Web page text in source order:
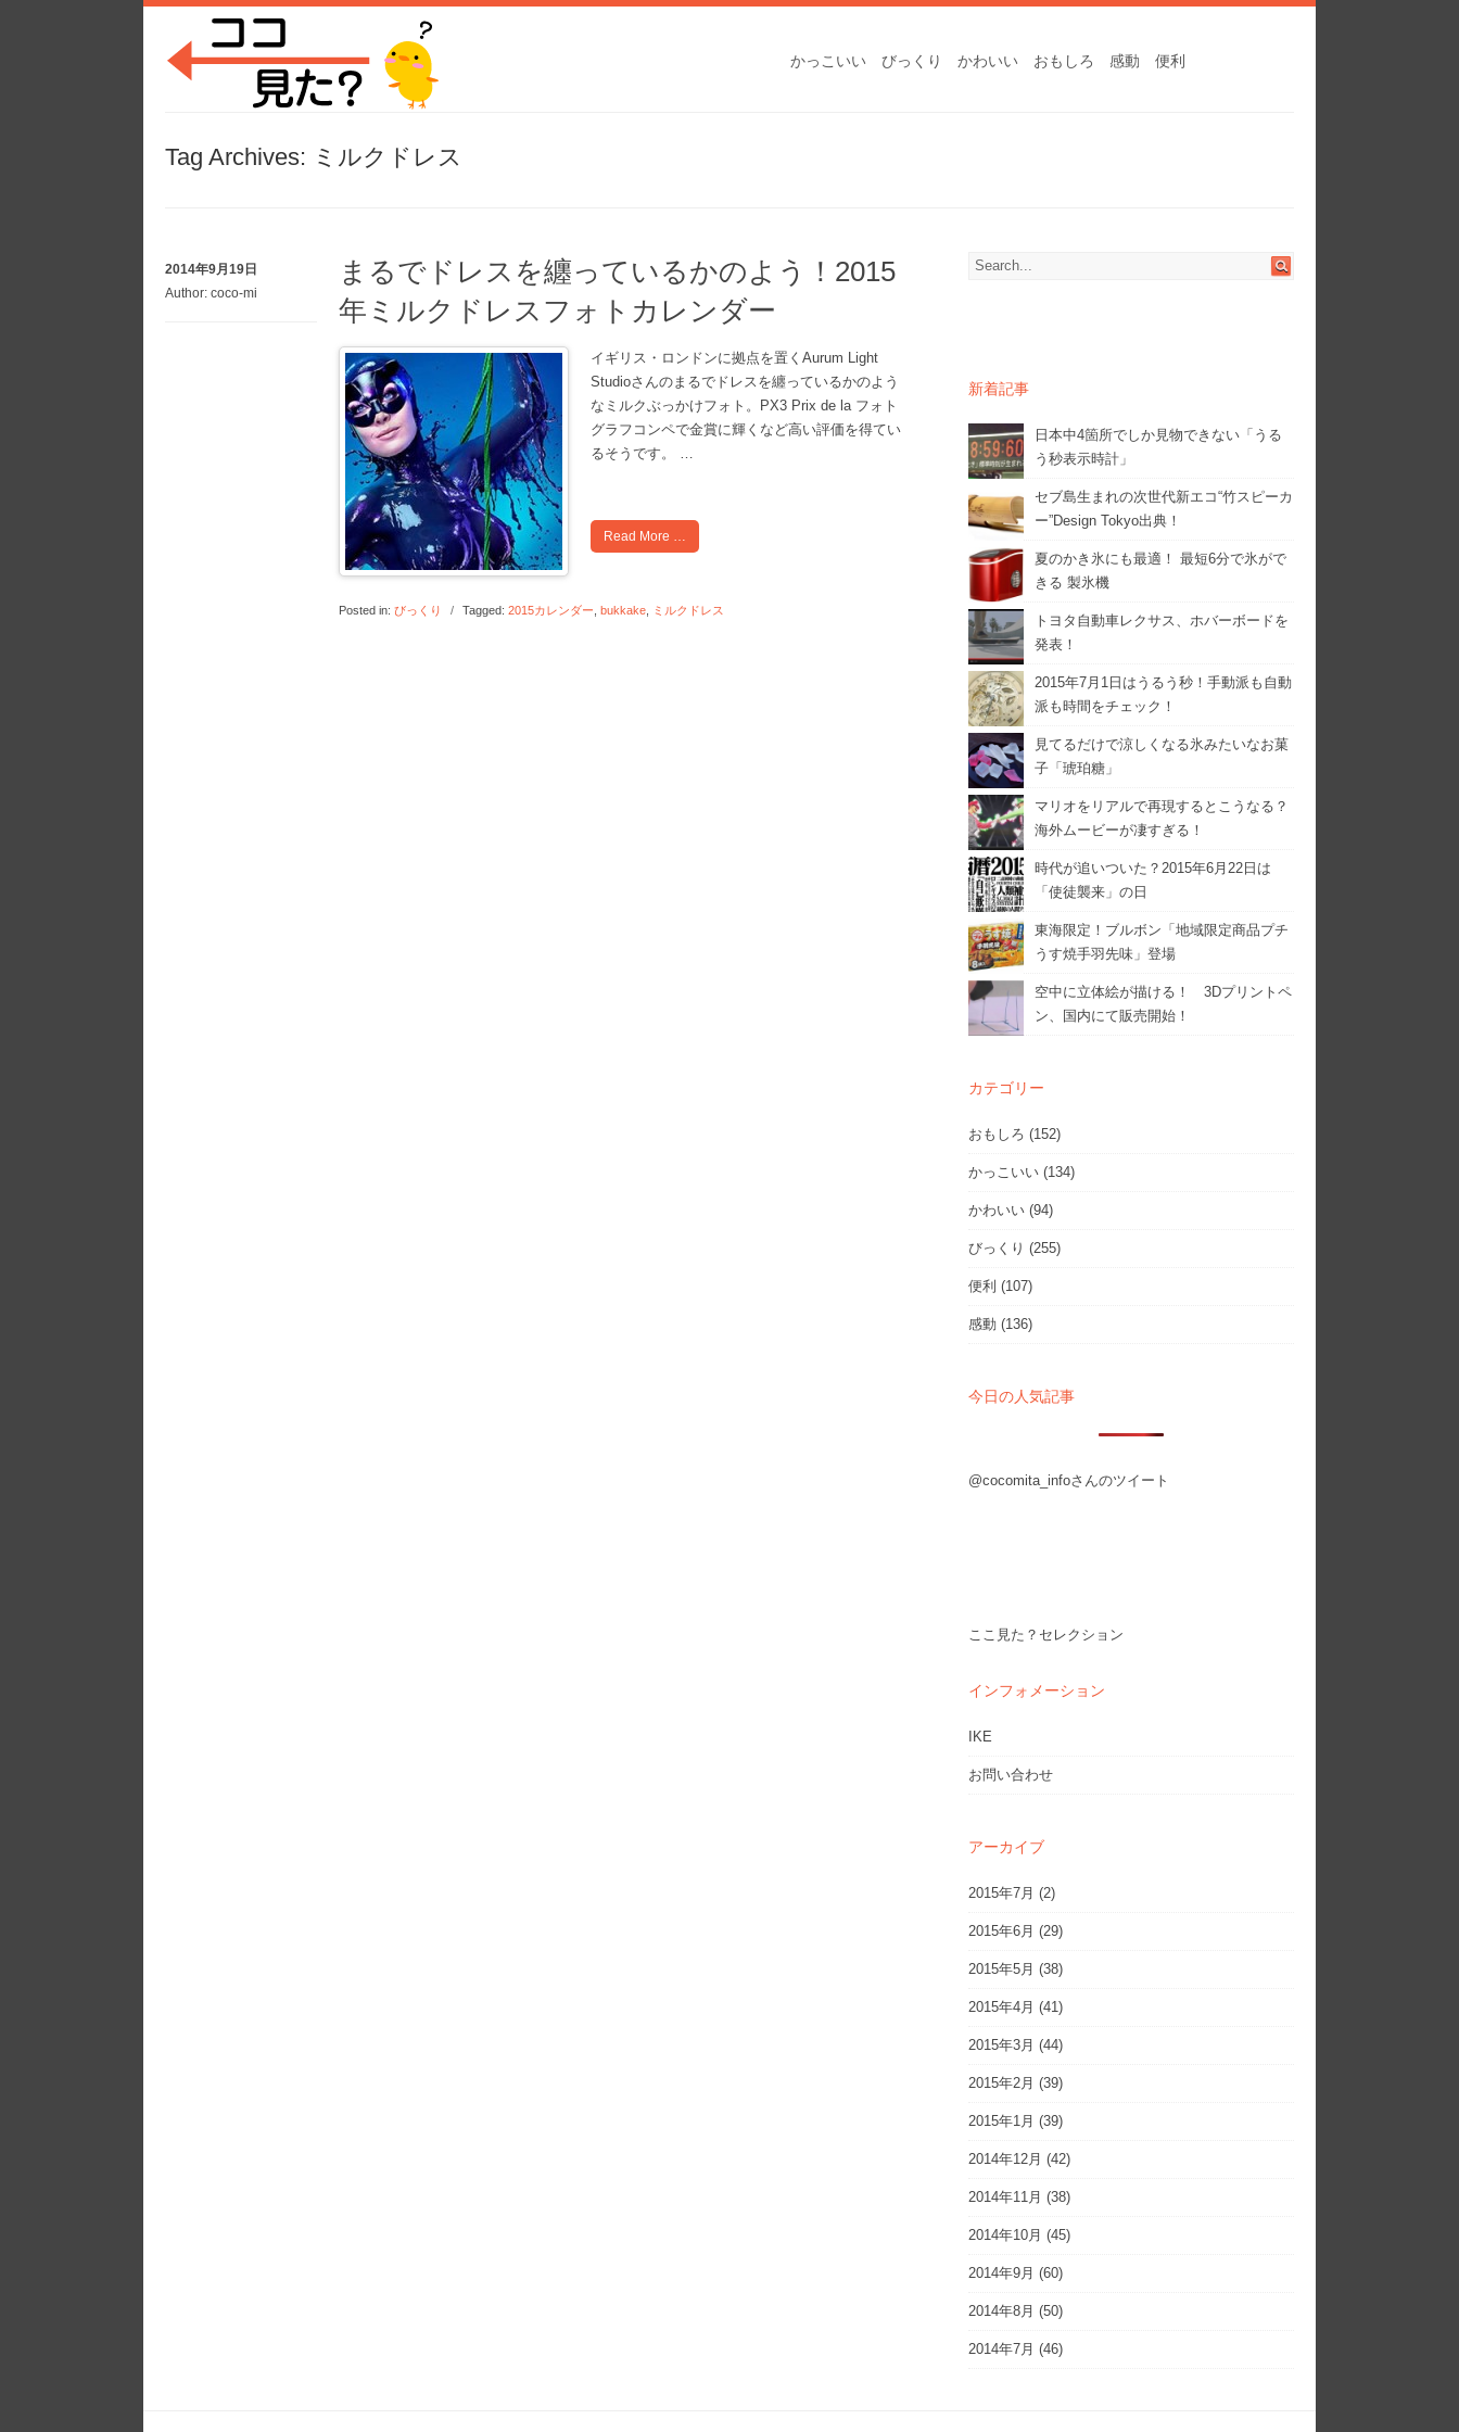
かっこいい びっくり かわいい おもしろ 感動 便利
Tag Archives: ミルクドレス
2014年9月19日
Author: coco-mi
まるでドレスを纏っているかのよう！2015
年ミルクドレスフォトカレンダー
イギリス・ロンドンに拠点を置くAurum Light
Studioさんのまるでドレスを纏っているかのよう
なミルクぶっかけフォト。PX3 Prix de la フォト
グラフコンペで金賞に輝くなど高い評価を得てい
るそうです。 …
Read More …
Posted in: びっくり / Tagged: 2015カレンダー bukkake ミルクドレス
新着記事
日本中4箇所でしか見物できない「うる
う秒表示時計」
セブ島生まれの次世代新エコ“竹スピーカ
ー”Design Tokyo出典！
夏のかき氷にも最適！ 最短6分で氷がで
きる 製氷機
トヨタ自動車レクサス、ホバーボードを
発表！
2015年7月1日はうるう秒！手動派も自動
派も時間をチェック！
見てるだけで涼しくなる氷みたいなお菓
子「琥珀糖」
マリオをリアルで再現するとこうなる？
海外ムービーが凄すぎる！
時代が追いついた？2015年6月22日は
「使徒襲来」の日
東海限定！ブルボン「地域限定商品プチ
うす焼手羽先味」登場
空中に立体絵が描ける！ 3Dプリントペ
ン、国内にて販売開始！
カテゴリー
おもしろ (152)
かっこいい (134)
かわいい (94)
びっくり (255)
便利 (107)
感動 (136)
今日の人気記事
@cocomita_infoさんのツイート
ここ見た？セレクション
インフォメーション
IKE
お問い合わせ
アーカイブ
2015年7月 (2)
2015年6月 (29)
2015年5月 (38)
2015年4月 (41)
2015年3月 (44)
2015年2月 (39)
2015年1月 (39)
2014年12月 (42)
2014年11月 (38)
2014年10月 (45)
2014年9月 (60)
2014年8月 (50)
2014年7月 (46)